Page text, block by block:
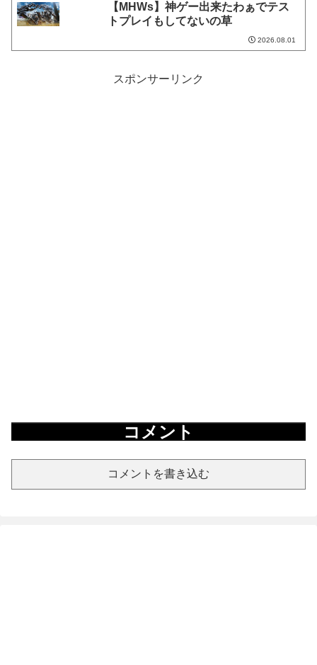
【MHWs】神ゲー出来たわぁでテス
トプレイもしてないの草
2026.08.01
スポンサーリンク
コメント
コメントを書き込む